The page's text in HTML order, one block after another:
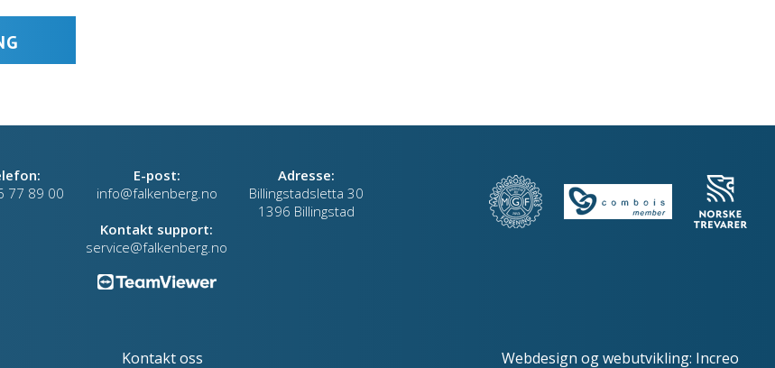
77 89 00
E-post:
info@falkenberg.no
Kontakt support:
service@falkenberg.no
Adresse:
Billingstadsletta 30
1396 Billingstad
Kontakt oss
Webdesign ogwebutvikling: Increo